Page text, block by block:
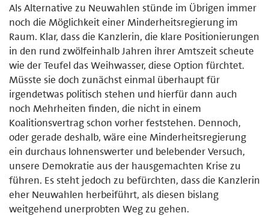
Als Alternative zu Neuwahlen stünde im Übrigen immer
noch die Möglichkeit einer Minderheitsregierung im
Raum. Klar, dass die Kanzlerin, die klare Positionierungen
in den rund zwölfeinhalb Jahren ihrer Amtszeit scheute
wie der Teufel das Weihwasser, diese Option fürchtet.
Müsste sie doch zunächst einmal überhaupt für
irgendetwas politisch stehen und hierfür dann auch
noch Mehrheiten finden, die nicht in einem
Koalitionsvertrag schon vorher feststehen. Dennoch,
oder gerade deshalb, wäre eine Minderheitsregierung
ein durchaus lohnenswerter und belebender Versuch,
unsere Demokratie aus der hausgemachten Krise zu
führen. Es steht jedoch zu befürchten, dass die Kanzlerin
eher Neuwahlen herbeiführt, als diesen bislang
weitgehend unerprobten Weg zu gehen.